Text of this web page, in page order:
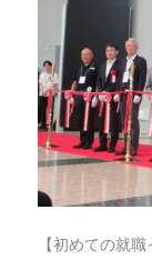
【初めての就